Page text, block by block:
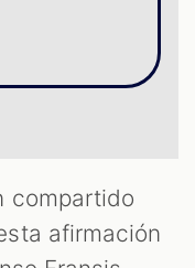
compartido
afirmación